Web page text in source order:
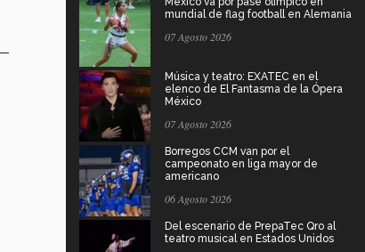
mundial de flag football en Alemania
07 Agosto 2026
Música y teatro: EXATEC en el
elenco de El Fantasma de la Ópera
México
07 Agosto 2026
Borregos CCM van por el
campeonato en liga mayor de
americano
06 Agosto 2026
Del escenario de PrepaTec Qro al
teatro musical en Estados Unidos